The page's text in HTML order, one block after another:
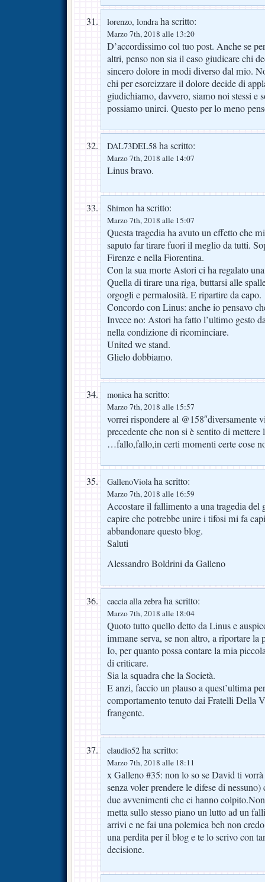
lorenzo, londraha scritto:
Marzo 7th, 2018 alle 13:20
D’accordissimo col tuo post. Anche se
altri, penso non sia il caso giudicare chi
sincero dolore in modi diverso dal mio.
chi per esorcizzare il dolore decide di
giudichiamo, davvero, siamo noi stessi e
possiamo unirci. Questo per lo meno
DAL73DEL58 ha scritto:
Marzo 7th, 2018 alle 14:07
Linus bravo.
Shimon ha scritto:
Marzo 7th, 2018 alle 15:07
Questa tragedia ha avuto un effetto che
saputo far tirare fuori il meglio da tutti.
Firenze e nella Fiorentina.
Con la sua morte Astori ci ha regalato
Quella di tirare una riga, buttarsi alle
orgogli e permalosità. E ripartire da capo.
Concordo con Linus: anche io pensavo
Invece no: Astori ha fatto l’ultimo gesto
nella condizione di ricominciare.
United we stand.
Glielo dobbiamo.
monicaha scritto:
Marzo 7th, 2018 alle 15:57
vorrei rispondere al @158″diversamente
precedente che non si è sentito di mettere
…fallo,fallo,in certi momenti certe cose
GallenoViolaha scritto:
Marzo 7th, 2018 alle 16:59
Accostare il fallimento a una tragedia del
capire che potrebbe unire i tifosi mi fa
abbandonare questo blog.
Saluti
Alessandro Boldrini da Galleno
caccia alla zebraha scritto:
Marzo 7th, 2018 alle 18:04
Quoto tutto quello detto da Linus e
immane serva, se non altro, a riportare la
Io, per quanto possa contare la mia
di criticare.
Sia la squadra che la Società.
E anzi, faccio un plauso a quest’ultima
comportamento tenuto dai Fratelli Della
frangente.
claudio52 ha scritto:
Marzo 7th, 2018 alle 18:11
x Galleno #35: non lo so se David ti
senza voler prendere le difese di
due avvenimenti che ci hanno
metta sullo stesso piano un lutto ad un
arrivi e ne fai una polemica beh non
una perdita per il blog e te lo scrivo con
decisione.